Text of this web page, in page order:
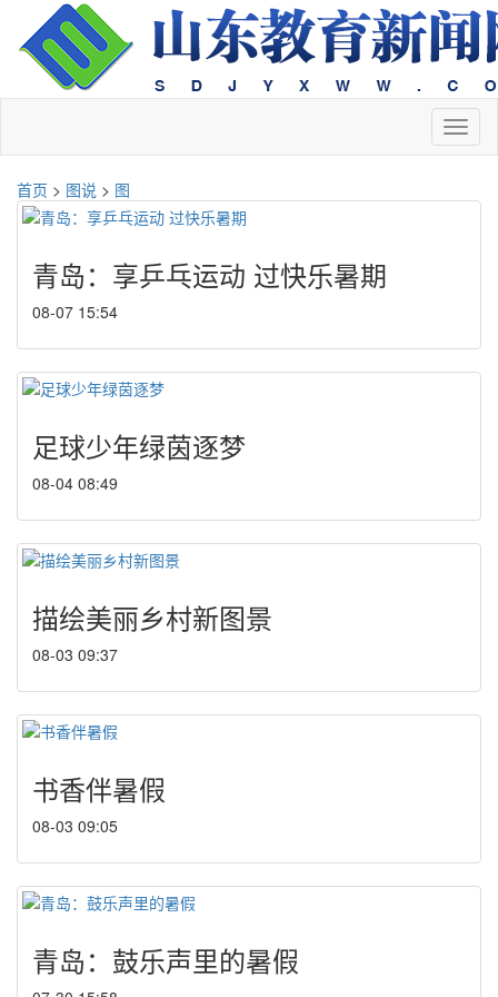
切
换
航
首页 > 图说 > 图
青岛：享乒乓运动 过快乐暑期
08-07 15:54
足球少年绿茵逐梦
08-04 08:49
描绘美丽乡村新图景
08-03 09:37
书香伴暑假
08-03 09:05
青岛：鼓乐声里的暑假